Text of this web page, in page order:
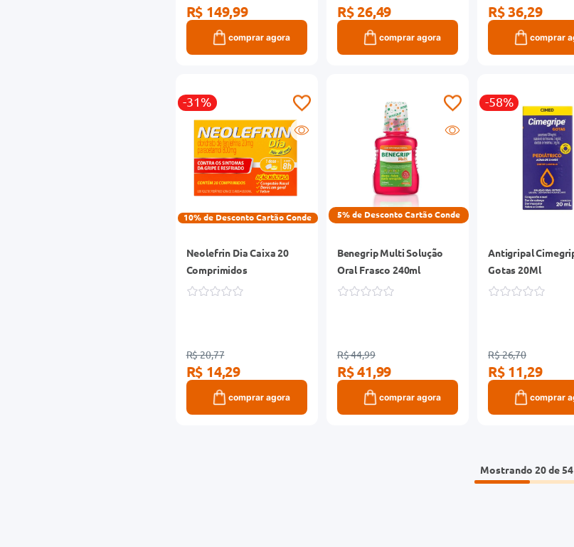
R$ 149,99
comprar agora
R$ 26,49
comprar agora
R$ 36,29
comprar
-31%
10% de Desconto Cartão Conde
Neolefrin Dia Caixa 20
Comprimidos
R$ 20,77
R$ 14,29
comprar agora
5% de Desconto Cartão Conde
Benegrip Multi Solução
Oral Frasco 240ml
R$ 44,99
R$ 41,99
comprar agora
-58%
Antigripal
Gotas 20Ml
R$ 26,70
R$ 11,29
comprar
Mostrando 20 de 54